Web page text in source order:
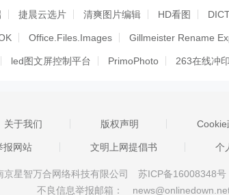
捷晨云选片 清爽图片编辑 HD看图
Office.Files.Images Gillmeister Rename
led图文屏控制平台 PrimoPhoto 263在线冲印
影工坊 2026 旗舰版 人人相册 快鹿图库管理
籍照片采集软件 图图比较 艺匠 ACDSee
ae粒子插件particular2020 3D溜溜资源管理系统
关于我们 版权声明 Cookie
报网站 文明上网提倡书 个
星智万合网络科技有限公司 苏ICP备16008348号
不良信息举报邮箱：